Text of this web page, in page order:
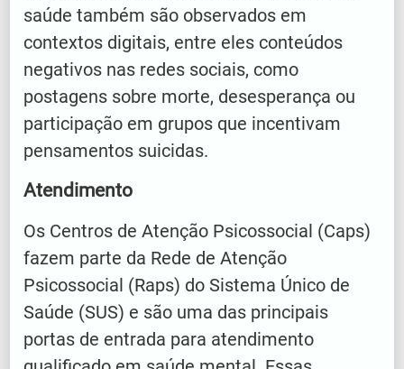
saúde também são observados em
contextos digitais, entre eles conteúdos
negativos nas redes sociais, como
postagens sobre morte, desesperança ou
participação em grupos que incentivam
pensamentos suicidas.
Atendimento
Os Centros de Atenção Psicossocial (Caps)
fazem parte da Rede de Atenção
Psicossocial (Raps) do Sistema Único de
Saúde (SUS) e são uma das principais
portas de entrada para atendimento